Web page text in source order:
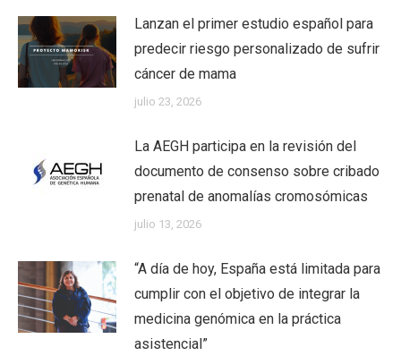
Lanzan el primer estudio español para
predecir riesgo personalizado de sufrir
cáncer de mama
julio 23, 2026
La AEGH participa en la revisión del
documento de consenso sobre cribado
prenatal de anomalías cromosómicas
julio 13, 2026
“A día de hoy, España está limitada para
cumplir con el objetivo de integrar la
medicina genómica en la práctica
asistencial”